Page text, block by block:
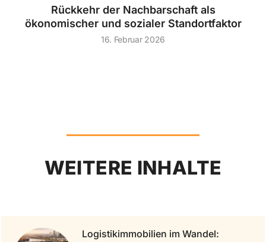
Rückkehr der Nachbarschaft als
ökonomischer und sozialer Standortfaktor
16. Februar 2026
WEITERE INHALTE
Logistikimmobilien im Wandel: